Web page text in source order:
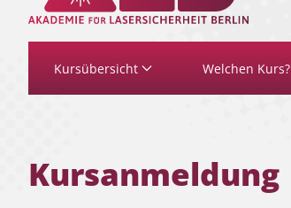
Kursübersicht Welchen Kurs?
Kursanmeldung